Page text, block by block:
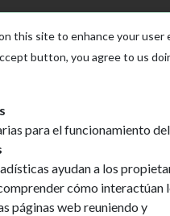
s/n
this site to enhance your user
button, you agree to us
para el funcionamiento
ayudan a los
cómo interactúan
páginas web reuniendo y